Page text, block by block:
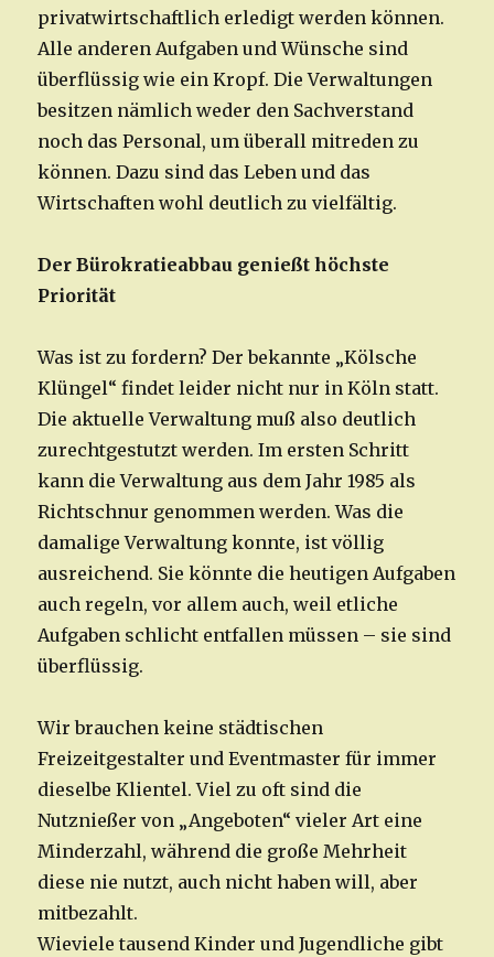
privatwirtschaftlich erledigt werden können.
Alle anderen Aufgaben und Wünsche sind
überflüssig wie ein Kropf. Die Verwaltungen
besitzen nämlich weder den Sachverstand
noch das Personal, um überall mitreden zu
können. Dazu sind das Leben und das
Wirtschaften wohl deutlich zu vielfältig.
Der Bürokratieabbau genießt höchste
Priorität
Was ist zu fordern? Der bekannte „Kölsche
Klüngel“ findet leider nicht nur in Köln statt.
Die aktuelle Verwaltung muß also deutlich
zurechtgestutzt werden. Im ersten Schritt
kann die Verwaltung aus dem Jahr 1985 als
Richtschnur genommen werden. Was die
damalige Verwaltung konnte, ist völlig
ausreichend. Sie könnte die heutigen Aufgaben
auch regeln, vor allem auch, weil etliche
Aufgaben schlicht entfallen müssen – sie sind
überflüssig.
Wir brauchen keine städtischen
Freizeitgestalter und Eventmaster für immer
dieselbe Klientel. Viel zu oft sind die
Nutznießer von „Angeboten“ vieler Art eine
Minderzahl, während die große Mehrheit
diese nie nutzt, auch nicht haben will, aber
mitbezahlt.
Wieviele tausend Kinder und Jugendliche gibt